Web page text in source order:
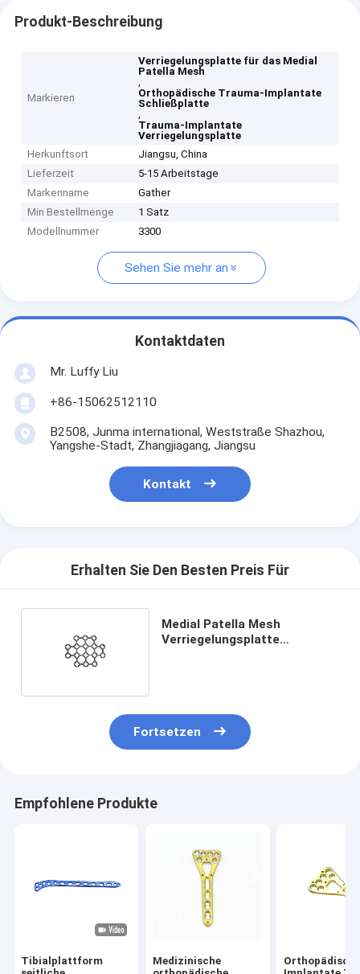
Produkt-Beschreibung
Markieren
Verriegelungsplatte für das Medial
Patella Mesh
,
Orthopädische Trauma-Implantate
Schließplatte
,
Trauma-Implantate
Verriegelungsplatte
Herkunftsort
Jiangsu, China
Lieferzeit
5-15 Arbeitstage
Markenname
Gather
Min Bestellmenge
1 Satz
Modellnummer
3300
Sehen Sie mehr an
Kontaktdaten
Mr. Luffy Liu
+86-15062512110
B2508, Junma international, Weststraße Shazhou,
Yangshe-Stadt, Zhangjiagang, Jiangsu
Kontakt
Erhalten Sie Den Besten Preis Für
Medial Patella Mesh
Verriegelungsplatte
Fortsetzen
Empfohlene Produkte
Tibialplattform
Medizinische